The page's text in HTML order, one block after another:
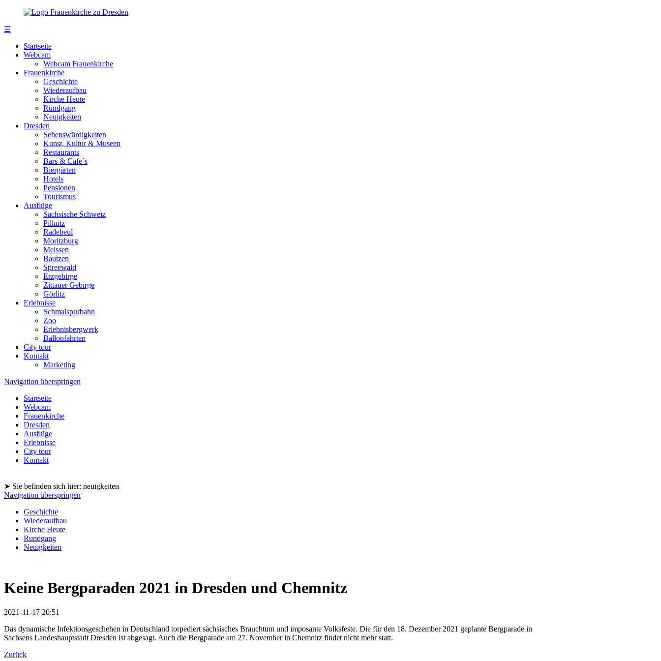
☰
Startseite
Webcam
Webcam Frauenkirche
Frauenkirche
Geschichte
Wiederaufbau
Kirche Heute
Rundgang
Neuigkeiten
Dresden
Sehenswürdigkeiten
Kunst, Kultur & Museen
Restaurants
Bars & Cafe´s
Biergärten
Hotels
Pensionen
Tourismus
Ausflüge
Sächsische Schweiz
Pillnitz
Radebeul
Moritzburg
Meissen
Bautzen
Spreewald
Erzgebirge
Zittauer Gebirge
Görlitz
Erlebnisse
Schmalspurbahn
Zoo
Erlebnisbergwerk
Ballonfahrten
City tour
Kontakt
Marketing
Navigation überspringen
Startseite
Webcam
Frauenkirche
Dresden
Ausflüge
Erlebnisse
City tour
Kontakt
➤ Sie befinden sich hier: neuigkeiten
Navigation überspringen
Geschichte
Wiederaufbau
Kirche Heute
Rundgang
Neuigkeiten
Keine Bergparaden 2021 in Dresden und Chemnitz
2021-11-17 20:51
Das dynamische Infektionsgeschehen in Deutschland torpediert sächsisches Brauchtum und imposante Volksfeste. Die für den 18. Dezember 2021 geplante Bergparade in
Sachsens Landeshauptstadt Dresden ist abgesagt. Auch die Bergparade am 27. November in Chemnitz findet nicht mehr statt.
Zurück